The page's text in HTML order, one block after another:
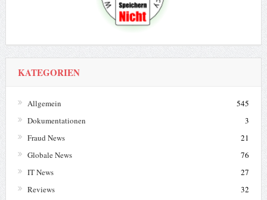
KATEGORIEN
Allgemein
545
Dokumentationen
3
Fraud News
21
Globale News
76
IT News
27
Reviews
32